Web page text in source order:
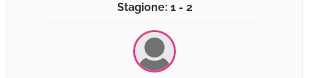
Stagione: 1 - 2